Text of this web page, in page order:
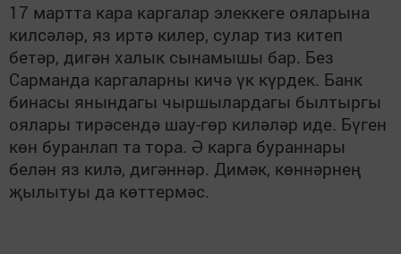
17 мартта кара каргалар элеккеге ояларына
килсәләр, яз иртә килер, сулар тиз китеп
бетәр, дигән халык сынамышы бар. Без
Сарманда каргаларны кичә үк күрдек. Банк
бинасы янындагы чыршылардагы былтыргы
оялары тирәсендә шау-гөр киләләр иде. Бүген
көн буранлап та тора. Ә карга бураннары
белән яз килә, дигәннәр. Димәк, көннәрнең
җылытуы да көттермәс.